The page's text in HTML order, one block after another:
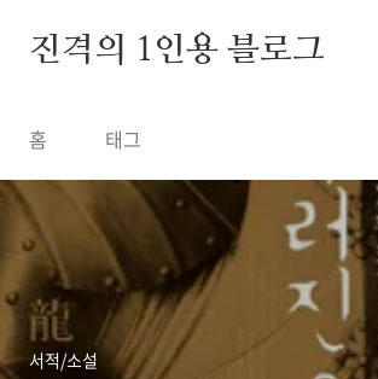
진격의 1인용 블로그
홈 태그
서적/소설